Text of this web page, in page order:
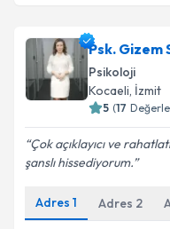
Psk. Gizem
Psikoloji
Kocaeli, İzmit
5 (17
Çok açıklayıcı ve
şanslı hissediyorum.
Adres 1 Adres 2